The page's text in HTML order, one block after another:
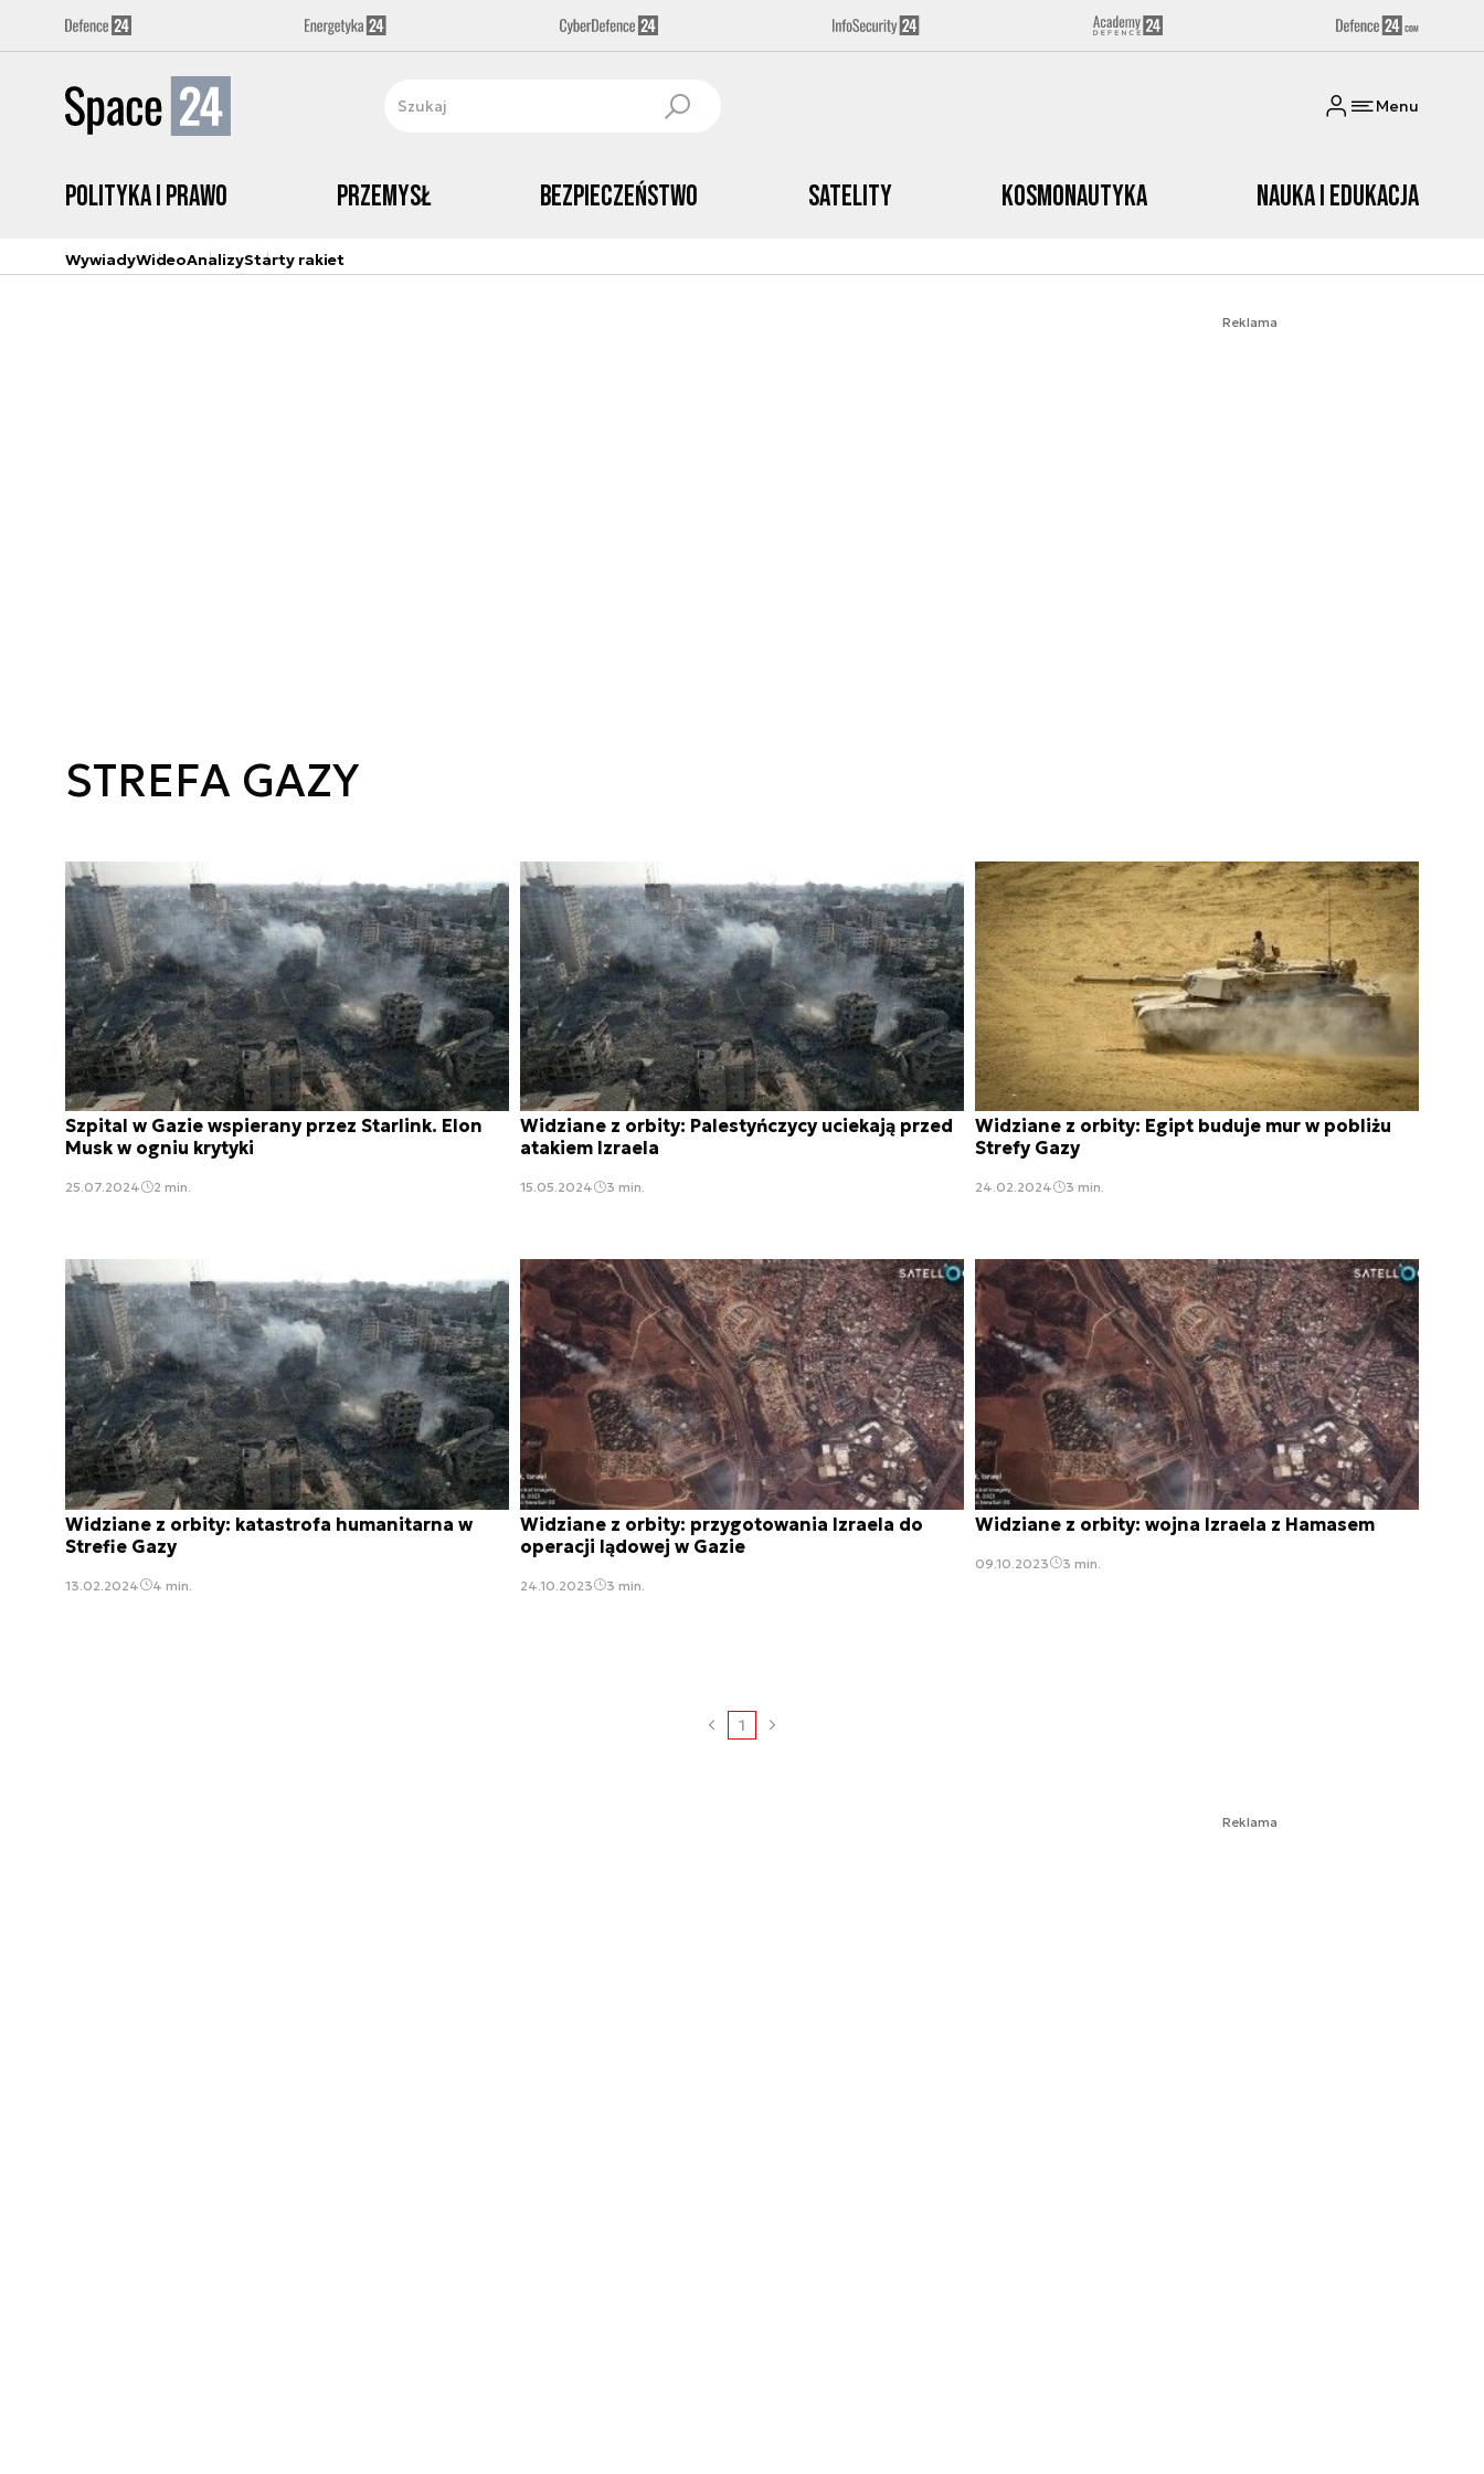
Menu
Polityka i prawo Przemysł Bezpieczeństwo Satelity Kosmonautyka Nauka i edukacja
WywiadyWideoAnalizyStarty rakiet
Reklama
STREFA GAZY
Szpital w Gazie wspierany przez Starlink. Elon
Musk w ogniu krytyki
25.07.2024 2 min.
Widziane z orbity: Palestyńczycy uciekają przed
atakiem Izraela
15.05.2024 3 min.
Widziane z orbity: Egipt buduje mur w pobliżu
Strefy Gazy
24.02.2024 3 min.
Widziane z orbity: katastrofa humanitarna w
Strefie Gazy
13.02.2024 4 min.
Widziane z orbity: przygotowania Izraela do
operacji lądowej w Gazie
24.10.2023 3 min.
Widziane z orbity: wojna Izraela z Hamasem
09.10.2023 3 min.
1
Reklama